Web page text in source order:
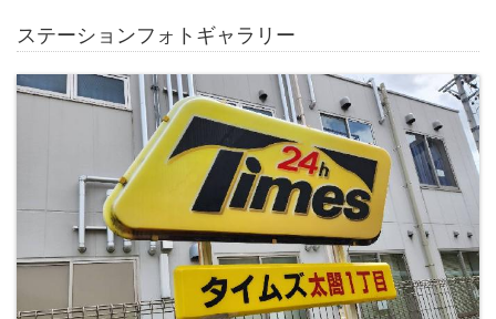
ステーションフォトギャラリー